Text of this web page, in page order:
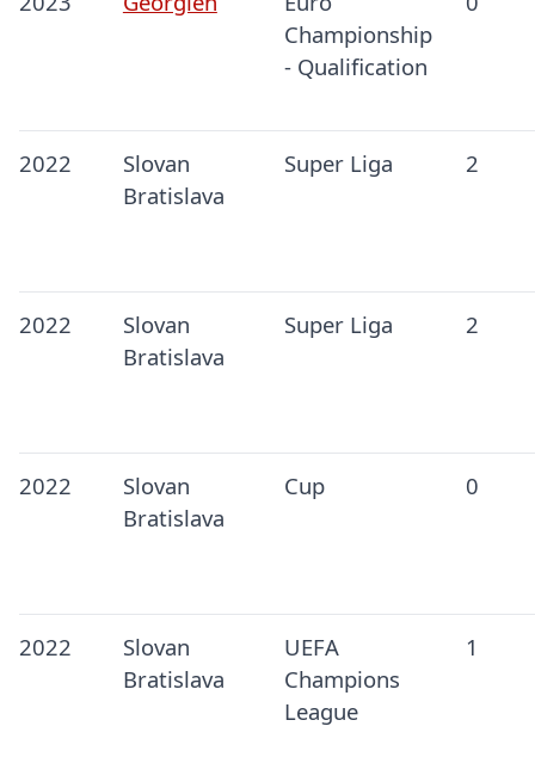
Championship
- Qualification
2022
Slovan
Bratislava
Super Liga 2
2022
Slovan
Bratislava
Super Liga 2
2022
Slovan
Bratislava
Cup 0
2022
Slovan
Bratislava
UEFA
Champions
League
1